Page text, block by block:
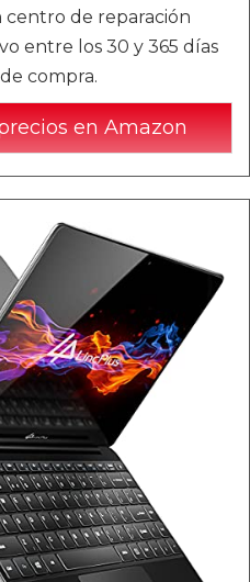
centro de reparación
entre los 30 y 365 días
compra.
en Amazon